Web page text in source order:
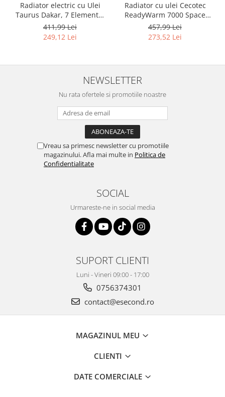
Accesorii animale de companie
Acvaristica
Castroane si adapatori animale
PC, Periferice & Software
Desktop PC & Monitoare
Imprimante, Scanere &
Consumabile
Periferice PC
Sport & Activitati in aer liber
Accesorii antrenament
Audio HI-FI & Profesionale
Camere video si sport
Radiator electric cu Ulei
Taurus Dakar, 7 Elemente,
1500 W, 3 Trepte de putere
- RESIGILAT
411,99 Lei
249,12 Lei
Radiator cu ulei Cecotec
ReadyWarm 7000 Space
360º, 1500 W, 7 module, 18
m² - RESIGILAT
457,99 Lei
273,52 Lei
NEWSLETTER
Nu rata ofertele si promotiile noastre
Vreau sa primesc newsletter cu promotiile
magazinului. Afla mai multe in Politica de
Confidentialitate
SOCIAL
Urmareste-ne in social media
SUPORT CLIENTI
Luni - Vineri 09:00 - 17:00
0756374301
contact@esecond.ro
MAGAZINUL MEU
CLIENTI
DATE COMERCIALE